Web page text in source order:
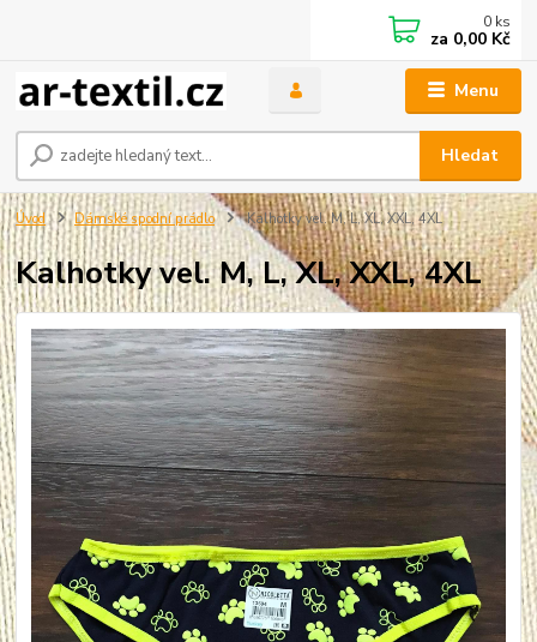
Menu
Hledat
0 ks
za 0,00 Kč
Úvod Dámské spodní prádlo Kalhotky vel. M, L, XL, XXL, 4XL
Kalhotky vel. M, L, XL, XXL, 4XL